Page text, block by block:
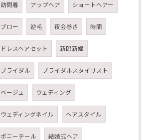
訪問着 アップヘア ショートヘアー
ブロー 逆毛 夜会巻き 時間
ドレスヘアセット 新郎新婦
ブライダル ブライダルスタイリスト
ベージュ ウェディング
ウェディングネイル ヘアスタイル
ポニーテール 結婚式ヘア